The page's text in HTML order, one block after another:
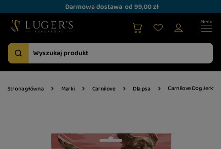
Darmowa dostawa od 99,00 zł
Strona główna Marki Carnilove Dla psa Carnilove Dog Jerky